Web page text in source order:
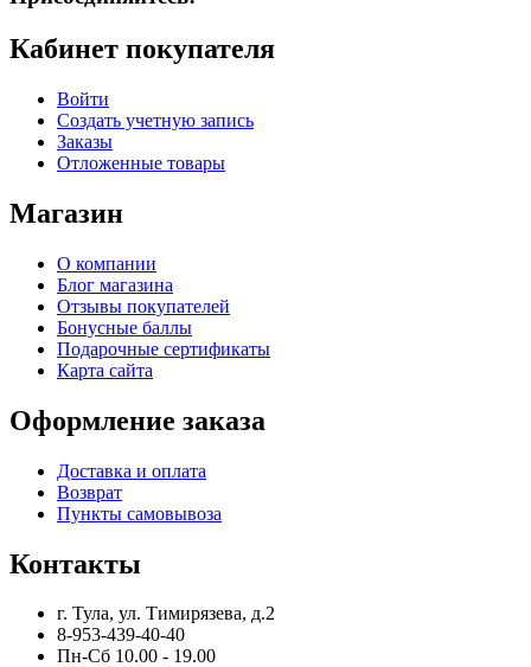
Кабинет покупателя
Войти
Создать учетную запись
Заказы
Отложенные товары
Магазин
О компании
Блог магазина
Отзывы покупателей
Бонусные баллы
Подарочные сертификаты
Карта сайта
Оформление заказа
Доставка и оплата
Возврат
Пункты самовывоза
Контакты
г. Тула, ул. Тимирязева, д.2
8-953-439-40-40
Пн-Сб 10.00 - 19.00